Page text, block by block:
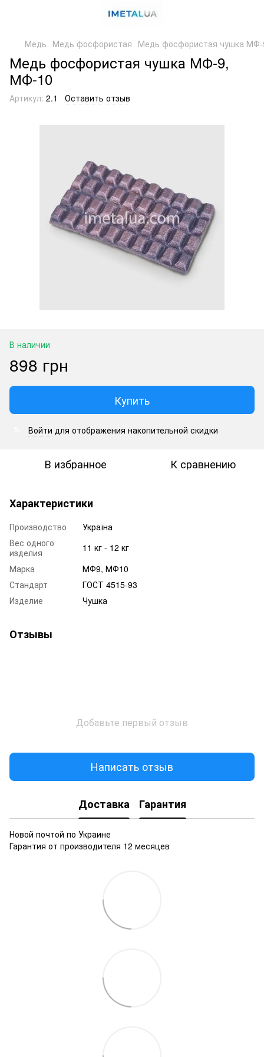
Медь Медь фосфористая Медь фосфористая чушка
Медь фосфористая чушка МФ-9,
МФ-10
Артикул: 2.1 Оставить отзыв
В наличии
898 грн
Купить
Войти для отображения накопительной скидки
В избранное К сравнению
Характеристики
Производство
Україна
Вес одного
изделия
11 кг - 12 кг
Марка
МФ9, МФ10
Стандарт
ГОСТ 4515-93
Изделие
Чушка
Отзывы
Добавьте первый отзыв
Написать отзыв
Доставка Гарантия
Новой почтой по Украине
Гарантия от производителя 12 месяцев